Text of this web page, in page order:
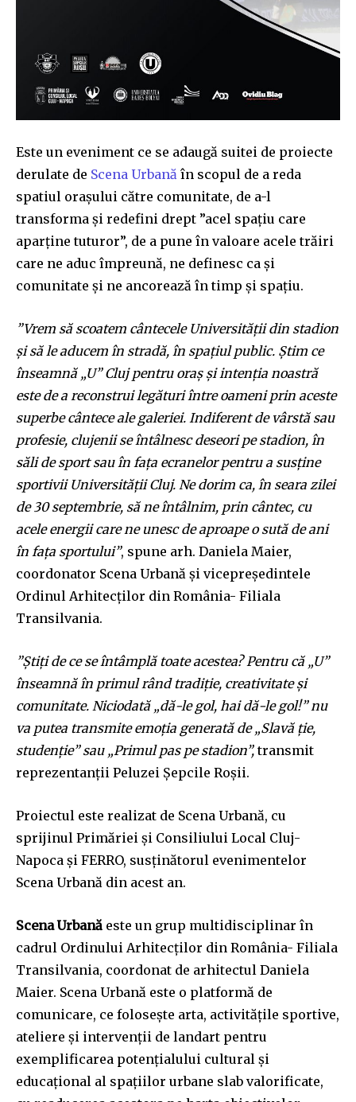
Join our community of
SUBSCRIBERS and be part of the
conversation.
To subscribe, simply enter your email address on our website
or click the subscribe button below. Don't worry, we respect
SUBSCRIBE
32,111
Cititori
32,214
Cititori
11,243
Este un eveniment ce se adaugă suitei de proiecte
derulate de Scena Urbană în scopul de a reda
spatiul oraşului către comunitate, de a-l
transforma și redefini drept ”acel spațiu care
aparține tuturor”, de a pune în valoare acele trăiri
care ne aduc împreună, ne definesc ca și
comunitate și ne ancorează în timp și spațiu.
”Vrem să scoatem cântecele Universităţii din stadion
şi să le aducem în stradă, în spaţiul public. Ştim ce
înseamnă „U” Cluj pentru oraş şi intenţia noastră
este de a reconstrui legături între oameni prin aceste
superbe cântece ale galeriei. Indiferent de vârstă sau
profesie, clujenii se întâlnesc deseori pe stadion, în
săli de sport sau în fața ecranelor pentru a susține
sportivii Universității Cluj. Ne dorim ca, în seara zilei
de 30 septembrie, să ne întâlnim, prin cântec, cu
acele energii care ne unesc de aproape o sută de ani
în fața sportului”, spune arh. Daniela Maier,
coordonator Scena Urbană și vicepreședintele
Ordinul Arhitecților din România- Filiala
Transilvania.
”Ştiţi de ce se întâmplă toate acestea? Pentru că „U”
înseamnă în primul rând tradiţie, creativitate şi
comunitate. Niciodată „dă-le gol, hai dă-le gol!” nu
va putea transmite emoţia generată de „Slavă ţie,
studenţie” sau „Primul pas pe stadion”,transmit
reprezentanții Peluzei Șepcile Roșii.
Proiectul este realizat de Scena Urbană, cu
sprijinul Primăriei și Consiliului Local Cluj-
Napoca și FERRO, susținătorul evenimentelor
Scena Urbană din acest an.
Scena Urbană este un grup multidisciplinar în
cadrul Ordinului Arhitecţilor din România- Filiala
Transilvania, coordonat de arhitectul Daniela
Maier. Scena Urbană este o platformă de
comunicare, ce foloseşte arta, activităţile sportive,
ateliere şi intervenţii de landart pentru
exemplificarea potenţialului cultural şi
educaţional al spaţiilor urbane slab valorificate,